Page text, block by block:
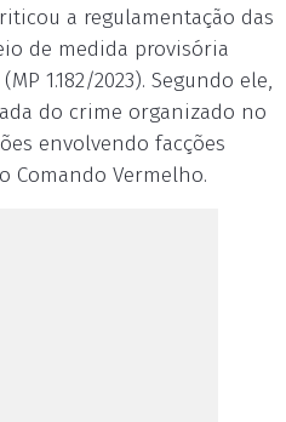
a regulamentação das
de medida provisória
1.182/2023). Segundo ele,
do crime organizado no
envolvendo facções
Comando Vermelho.